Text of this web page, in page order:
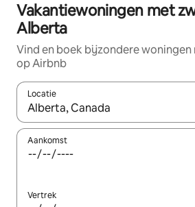
Vakantiewoningen met
Alberta
Vind en boek bijzondere woningen
op Airbnb
Locatie
Wanneer er resultaten beschikbaar
Aankomst
Vertrek